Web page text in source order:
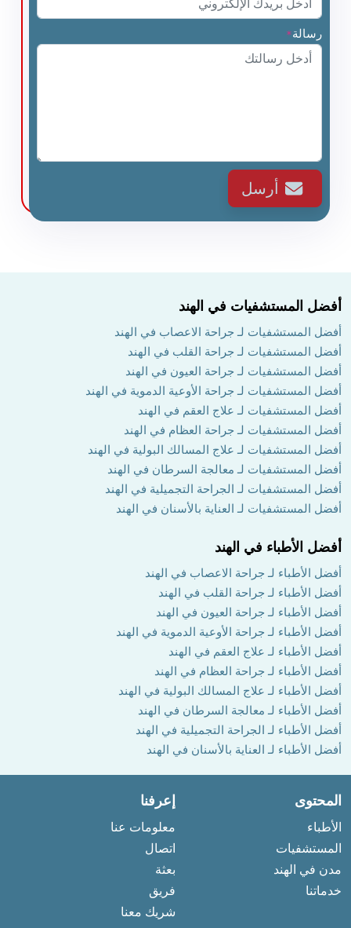
رسالة*
أرسل
أفضل المستشفيات في الهند
أفضل المستشفيات لـ جراحة الاعصاب في الهند
أفضل المستشفيات لـ جراحة القلب في الهند
أفضل المستشفيات لـ جراحة العيون في الهند
أفضل المستشفيات لـ جراحة الأوعية الدموية في الهند
أفضل المستشفيات لـ علاج العقم في الهند
أفضل المستشفيات لـ جراحة العظام في الهند
أفضل المستشفيات لـ علاج المسالك البولية في الهند
أفضل المستشفيات لـ معالجة السرطان في الهند
أفضل المستشفيات لـ الجراحة التجميلية في الهند
أفضل المستشفيات لـ العناية بالأسنان في الهند
أفضل الأطباء في الهند
أفضل الأطباء لـ جراحة الاعصاب في الهند
أفضل الأطباء لـ جراحة القلب في الهند
أفضل الأطباء لـ جراحة العيون في الهند
أفضل الأطباء لـ جراحة الأوعية الدموية في الهند
أفضل الأطباء لـ علاج العقم في الهند
أفضل الأطباء لـ جراحة العظام في الهند
أفضل الأطباء لـ علاج المسالك البولية في الهند
أفضل الأطباء لـ معالجة السرطان في الهند
أفضل الأطباء لـ الجراحة التجميلية في الهند
أفضل الأطباء لـ العناية بالأسنان في الهند
المحتوى
الأطباء
المستشفيات
مدن في الهند
خدماتنا
إعرفنا
معلومات عنا
اتصال
بعثة
فريق
شريك معنا